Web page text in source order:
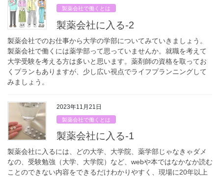
製薬会社で働くとは
製薬会社に入る-2
製薬会社でのお仕事から大学の学部についてみていきましょう。
製薬会社で働くには薬学部って思っていませんか。就職を考えて
大学受験を考える方は多いと思います。薬剤師の資格を取ってお
くプランもありますが、少し広い視点でライフプランニングして
みましょう。
2023年11月21日
製薬会社で働くとは
製薬会社に入る-1
製薬会社に入るには、どの大学、大学院、薬学部じゃなきゃダメ
なの、受験勉強（大学、大学院）など、webや本ではなかなか読む
ことのできない内容をできるだけわかりやすく、現場に20年以上